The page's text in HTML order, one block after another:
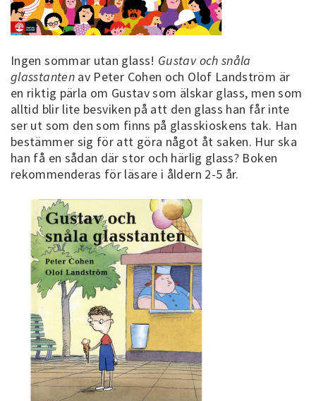
Ingen sommar utan glass! Gustav och snåla
glasstantenav Peter Cohen och Olof Landström är
en riktig pärla om Gustav som älskar glass, men som
alltid blir lite besviken på att den glass han får inte
ser ut som den som finns på glasskioskens tak. Han
bestämmer sig för att göra något åt saken. Hur ska
han få en sådan där stor och härlig glass? Boken
rekommenderas för läsare i åldern 2-5 år.